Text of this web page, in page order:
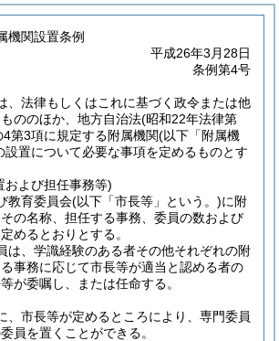
機関設置条例
平成26年3月28日
条例第4号
、法律もしくはこれに基づく政令または他
ののほか、地方自治法(昭和22年法律第
第3項に規定する附属機関(以下「附属機
設置について必要な事項を定めるものとす
および担任事務等)
教育委員会(以下「市長等」という。)に附
の名称、担任する事務、委員の数および
めるとおりとする。
は、学識経験のある者その他それぞれの附
事務に応じて市長等が適当と認める者の
が委嘱し、または任命する。
、市長等が定めるところにより、専門委員
員を置くことができる。